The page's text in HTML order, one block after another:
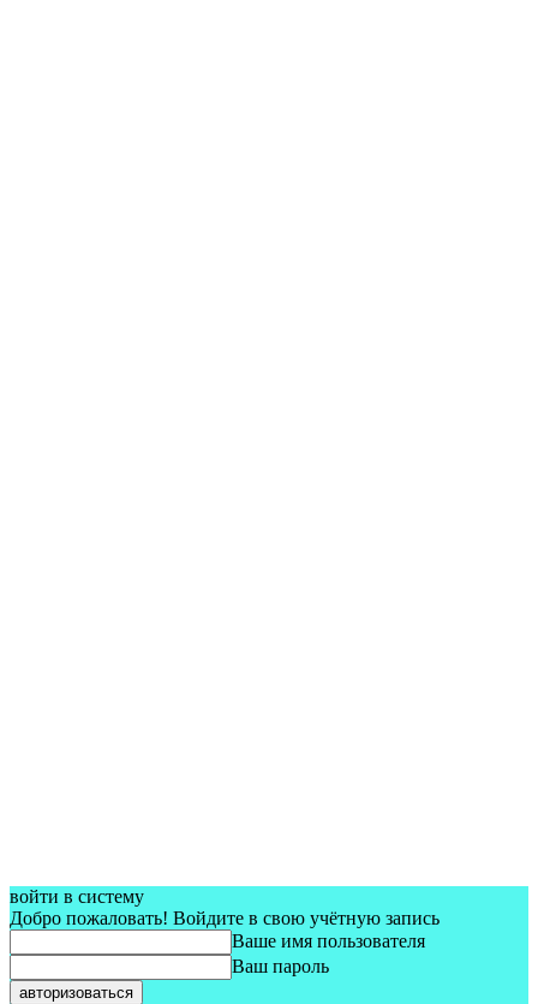
войти в систему
Добро пожаловать! Войдите в свою учётную запись
Ваше имя пользователя
Ваш пароль